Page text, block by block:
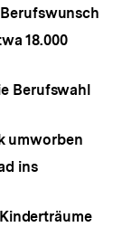
18.000
Berufswahl
umworben
ins